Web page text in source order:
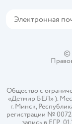
©
Общество с
«Детмир БЕЛ» ).
г. Минск,
регистрации №